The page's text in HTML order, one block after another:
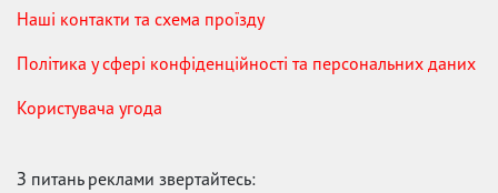
Наші контакти та схема проїзду
Політика у сфері конфіденційності та персональних даних
Користувача угода
З питань реклами звертайтесь: